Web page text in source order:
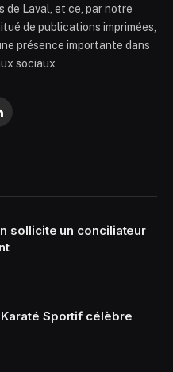
de Laval, et ce, par notre
de publications imprimées,
présence importante dans
sociaux
sollicite un conciliateur
Sportif célèbre